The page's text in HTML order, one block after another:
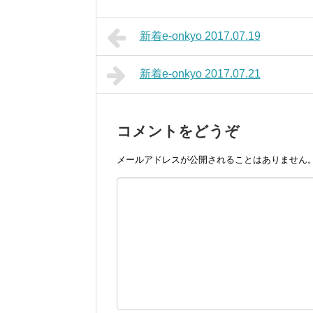
新着e-onkyo 2017.07.19
新着e-onkyo 2017.07.21
コメントをどうぞ
メールアドレスが公開されることはありません